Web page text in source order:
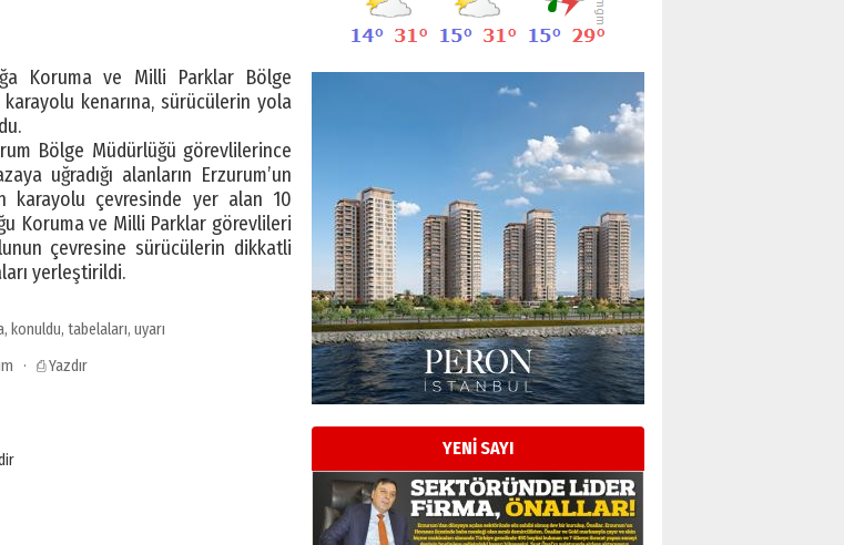
Koruma ve Milli Parklar Bölge
kenarına, sürücülerin yola
Bölge Müdürlüğü görevlilerince
uğradığı alanların Erzurum’un
karayolu çevresinde yer alan 10
Koruma ve Milli Parklar görevlileri
çevresine sürücülerin dikkatli
yerleştirildi.
, konuldu, tabelaları, uyarı
· ⎙ Yazdır
YENİ SAYI